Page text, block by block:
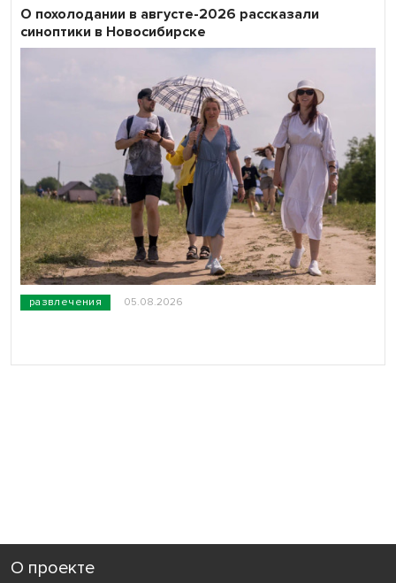
развлечения 05.08.2026
О похолодании в августе-2026 рассказали
синоптики в Новосибирске
О проекте